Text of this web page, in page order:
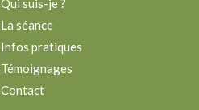
Qui suis-je ?
La séance
Infos pratiques
Témoignages
Contact